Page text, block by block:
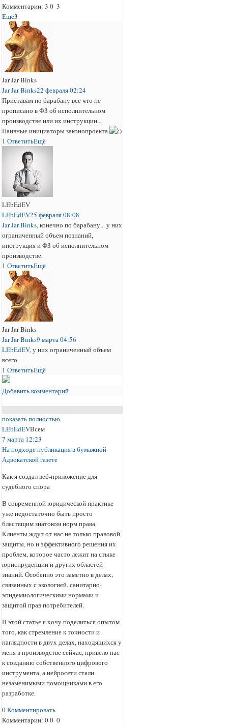
Комментарии: 3 0 3
Ещё3
Jar Jar Binks
Jar Jar Binks22 февраля 02:24
Приставам по барабану все что не
прописано в ФЗ об исполнительном
производстве или их инструкции...
Наивные инициаторы законопроекта
1 ОтветитьЕщё
LEbEdEV
LEbEdEV25 февраля 08:08
Jar Jar Binks, конечно по барабану... у них
ограниченный объем познаний,
инструкция и ФЗ об исполнительном
производстве.
1 ОтветитьЕщё
Jar Jar Binks
Jar Jar Binks9 марта 04:56
LEbEdEV, у них ограниченный объем
всего
1 ОтветитьЕщё
Добавить комментарий
показать полностью
LEbEdEVВсем
7 марта 12:23
На подходе публикация в бумажной
Адвокатской газете
Как я создал веб-приложение для
судебного спора
В современной юридической практике
уже недостаточно быть просто
блестящим знатоком норм права.
Клиенты ждут от нас не только правовой
защиты, но и эффективного решения их
проблем, которое часто лежит на стыке
юриспруденции и других областей
знаний. Особенно это заметно в делах,
связанных с экологией, санитарно-
эпидемиологическими нормами и
защитой прав потребителей.
В этой статье я хочу поделиться опытом
того, как стремление к точности и
наглядности в двух делах, находящихся у
меня в производстве сейчас, привело нас
к созданию собственного цифрового
инструмента, а нейросети стали
незаменимыми помощниками в его
разработке.
0Комментировать
Комментарии: 00 0